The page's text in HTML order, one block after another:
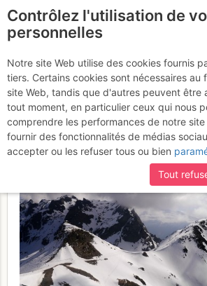
Grand Van :
des Lessines (voie
normale)
Mardi 28 mars
Contrôlez l'utilisation de
personnelles
Notre site Web utilise des cookies fournis
tiers. Certains cookies sont nécessaires au
site Web, tandis que d'autres peuvent être
tout moment, en particulier ceux qui nous
comprendre les performances de notre
fournir des fonctionnalités de médias
accepter ou les refuser tous ou bien
Tout